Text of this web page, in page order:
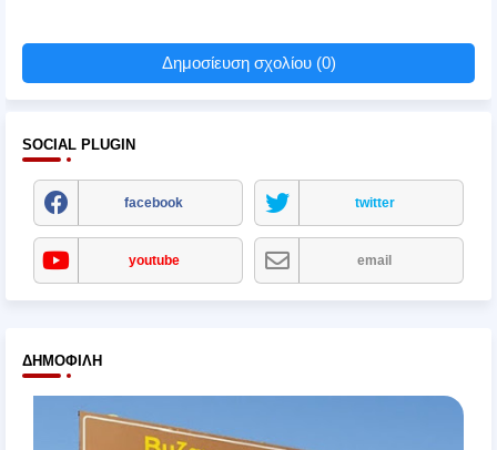
Δημοσίευση σχολίου (0)
SOCIAL PLUGIN
facebook twitter
youtube email
ΔΗΜΟΦΙΛΉ